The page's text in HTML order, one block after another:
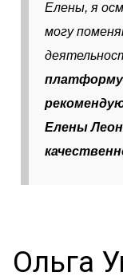
Елены, я
могу
платформу
Елены
Ольга